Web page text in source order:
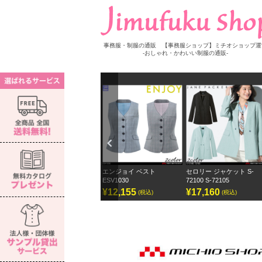
事務服・制服の通販 【事務服ショップ】ミチオショップ
-おしゃれ・かわいい制服の通販-
ous
セロリー 長袖ブラウス S-
73272
¥7,150
エンジョイ ベスト
ESV1030
¥12,155 (税込)
セロリー ジャケット S-
72100 S-72105
¥17,160 (税込)